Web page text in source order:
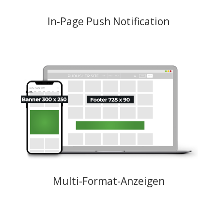
In-Page Push Notification
Multi-Format-Anzeigen schalten mehrere Anzeigenformate: Banner
oder Native Widgets in nur einer Platzierung, wobei Banner und
Native Anzeigen gegeneinander platziert werden und die Anzeige mit
dem höchsten Gebot in der Platzierung geschalten wird.
max. 50 Zeichen, Beschreibung max. 90 Zeichen, Brand max. 30
Preismodelle: CPM, CPC
Multi-Format-Anzeigen